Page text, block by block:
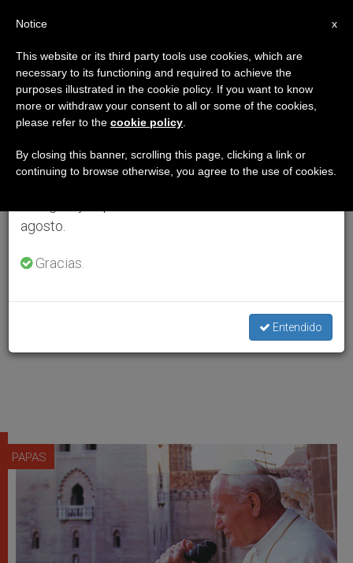
PAPAS
×
Aviso importante
Del 27 de julio al 7 de agosto haremos la pausa
anual, aprovechando que en el periodo de verano
se generan menos informaciones y también el
agosto.
Gracias.
Entendido
x
Notice
This website or its third party tools use cookies, which are
necessary to its functioning and required to achieve the
purposes illustrated in the cookie policy. If you want to know
more or withdraw your consent to all or some of the cookies,
please refer to the cookie policy
By closing this banner, scrolling this page, clicking a link or
continuing to browse otherwise, you agree to the use of cookies.